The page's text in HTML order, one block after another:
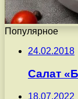
Популярное
24.02.2018
Салат
18.07.2022